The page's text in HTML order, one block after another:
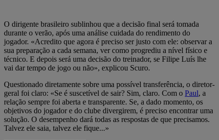
O dirigente brasileiro sublinhou que a decisão final será tomada
durante o verão, após uma análise cuidada do rendimento do
jogador. «Acredito que agora é preciso ser justo com ele: observar a
sua preparação a cada semana, ver como progrediu a nível físico e
técnico. E depois será uma decisão do treinador, se Filipe Luís lhe
vai dar tempo de jogo ou não», explicou Scuro.
Questionado diretamente sobre uma possível transferência, o diretor-
geral foi claro: «Se é suscetível de sair? Sim, claro. Com o Paul, a
relação sempre foi aberta e transparente. Se, a dado momento, os
objetivos do jogador e do clube divergirem, é preciso encontrar uma
solução. O desempenho dará todas as respostas de que precisamos.
Talvez ele saia, talvez ele fique...»